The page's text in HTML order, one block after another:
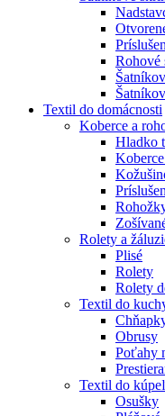
Rohové
Textil do domácnosti
Koberce a
Hladko
Rolety a
Plisé
Rolety
Rolety
Textil do
Obrusy
Poťahy
Textil do
Osušky